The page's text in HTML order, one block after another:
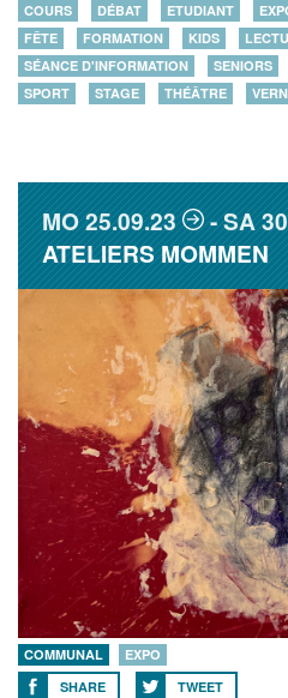
COURS
DÉBAT ETUDIANT
FÊTE
FORMATION KIDS
SÉANCE D'INFORMATION
SENIORS
SPORT
STAGE THÉÂTRE
MO25.09.23 SA
ATELIERS MOMMEN
COMMUNAL
EXPO
SHARE
TWEET